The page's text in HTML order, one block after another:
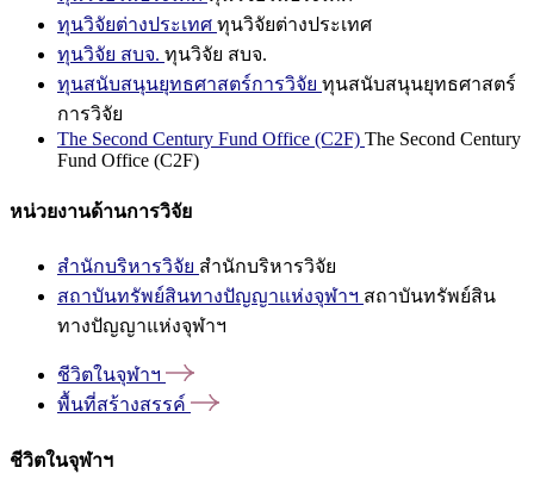
ทุนวิจัยต่างประเทศ ทุนวิจัยต่างประเทศ
ทุนวิจัย สบจ. ทุนวิจัย สบจ.
ทุนสนับสนุนยุทธศาสตร์การวิจัย ทุนสนับสนุนยุทธศาสตร์
การวิจัย
The Second Century Fund Office (C2F) The Second Century
Fund Office (C2F)
หน่วยงานด้านการวิจัย
สำนักบริหารวิจัย สำนักบริหารวิจัย
สถาบันทรัพย์สินทางปัญญาแห่งจุฬาฯ สถาบันทรัพย์สิน
ทางปัญญาแห่งจุฬาฯ
ชีวิตในจุฬาฯ
พื้นที่สร้างสรรค์
ชีวิตในจุฬาฯ